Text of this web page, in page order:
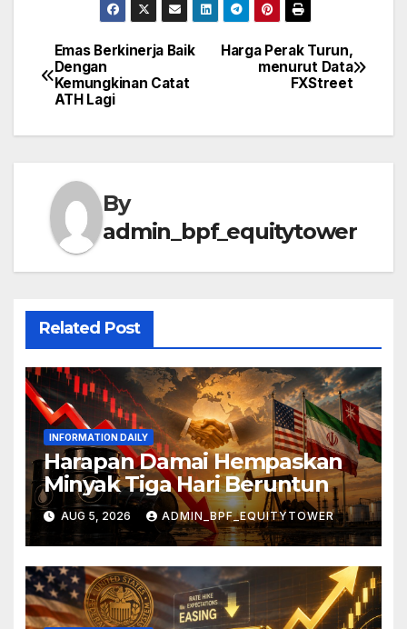
Post
navigation
Harga Perak Turun,
menurut Data
FXStreet
Emas Berkinerja Baik
Dengan
Kemungkinan Catat
ATH Lagi
By
admin_bpf_equitytower
Related Post
INFORMATION DAILY
Harapan Damai Hempaskan
Minyak Tiga Hari Beruntun
AUG 5, 2026 ADMIN_BPF_EQUITYTOWER